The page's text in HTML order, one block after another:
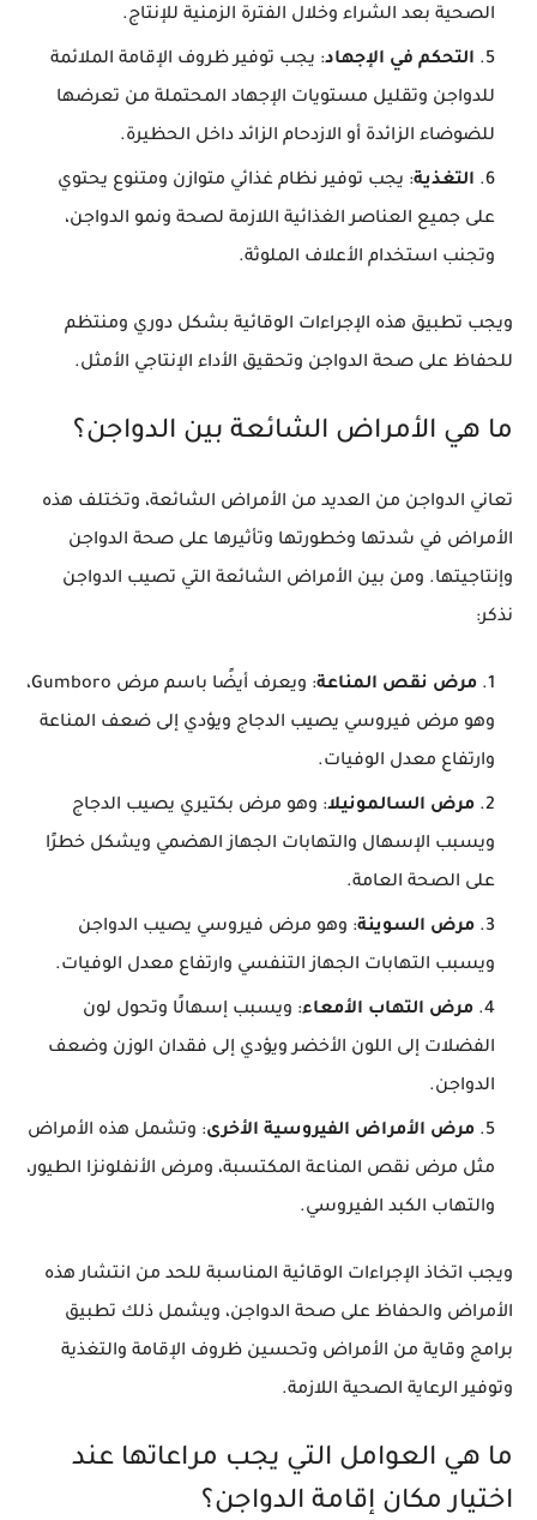
الصحية بعد الشراء وخلال الفترة الزمنية للإنتاج.
التحكم في الإجهاد: يجب توفير ظروف الإقامة الملائمة
للدواجن وتقليل مستويات الإجهاد المحتملة من تعرضها
للضوضاء الزائدة أو الازدحام الزائد داخل الحظيرة.
التغذية: يجب توفير نظام غذائي متوازن ومتنوع يحتوي
على جميع العناصر الغذائية اللازمة لصحة ونمو الدواجن،
وتجنب استخدام الأعلاف الملوثة.
ويجب تطبيق هذه الإجراءات الوقائية بشكل دوري ومنتظم
للحفاظ على صحة الدواجن وتحقيق الأداء الإنتاجي الأمثل.
ما هي الأمراض الشائعة بين الدواجن؟
تعاني الدواجن من العديد من الأمراض الشائعة، وتختلف هذه
الأمراض في شدتها وخطورتها وتأثيرها على صحة الدواجن
وإنتاجيتها. ومن بين الأمراض الشائعة التي تصيب الدواجن
نذكر:
مرض نقص المناعة
: ويعرف أيضًا باسم مرض Gumboro،
وهو مرض فيروسي يصيب الدجاج ويؤدي إلى ضعف المناعة
وارتفاع معدل الوفيات.
مرض السالمونيلا: وهو مرض بكتيري يصيب الدجاج
ويسبب الإسهال والتهابات الجهاز الهضمي ويشكل خطرًا
على الصحة العامة.
مرض السوينة: وهو مرض فيروسي يصيب الدواجن
ويسبب التهابات الجهاز التنفسي وارتفاع معدل الوفيات.
مرض التهاب الأمعاء: ويسبب إسهالًا وتحول لون
الفضلات إلى اللون الأخضر ويؤدي إلى فقدان الوزن وضعف
الدواجن.
مرض الأمراض الفيروسية الأخرى: وتشمل هذه الأمراض
مثل مرض نقص المناعة المكتسبة، ومرض الأنفلونزا الطيور،
والتهاب الكبد الفيروسي.
ويجب اتخاذ الإجراءات الوقائية المناسبة للحد من انتشار هذه
الأمراض والحفاظ على صحة الدواجن، ويشمل ذلك تطبيق
برامج وقاية من الأمراض وتحسين ظروف الإقامة والتغذية
وتوفير الرعاية الصحية اللازمة.
ما هي العوامل التي يجب مراعاتها عند
اختيار مكان إقامة الدواجن؟